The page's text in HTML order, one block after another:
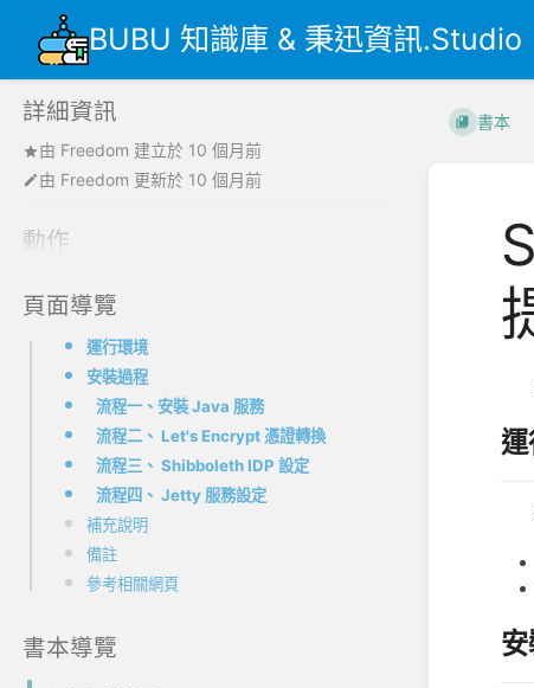
BUBU 知識庫 & 秉迅資訊.Studio
詳細資訊
由 Freedom 建立於 10 個月前
由 Freedom 更新於 10 個月前
動作
頁面導覽
運行環境
安裝過程
流程一、安裝 Java 服務
流程二、 Let's Encrypt 憑證轉換
流程三、 Shibboleth IDP 設定
流程四、 Jetty 服務設定
補充說明
備註
參考相關網頁
書本導覽
書本
環